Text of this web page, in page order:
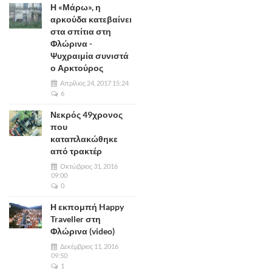
Η «Μάρω», η
αρκούδα κατεβαίνει
στα σπίτια στη
Φλώρινα -
Ψυχραιμία συνιστά
ο Αρκτούρος
Απρίλιος 24, 2017 15:24
6
Νεκρός 49χρονος
που
καταπλακώθηκε
από τρακτέρ
Οκτώβριος 31, 2016
09:00
0
Η εκπομπή Happy
Traveller στη
Φλώρινα (video)
Δεκέμβριος 11, 2016
09:50
1